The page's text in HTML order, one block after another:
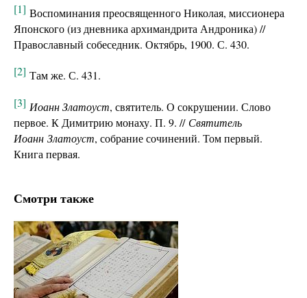
[1] Воспоминания преосвященного Николая, миссионера
Японского (из дневника архимандрита Андроника) //
Православный собеседник. Октябрь, 1900. С. 430.
[2] Там же. С. 431.
[3] Иоанн Златоуст, святитель. О сокрушении. Слово
первое. К Димитрию монаху. П. 9. // Святитель
Иоанн Златоуст, собрание сочинений. Том первый.
Книга первая.
Смотри также